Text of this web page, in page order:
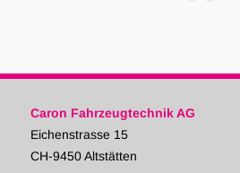
Caron Fahrzeugtechnik AG
Eichenstrasse 15
CH-9450 Altstätten